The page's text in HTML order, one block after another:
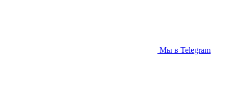
Мы в Telegram